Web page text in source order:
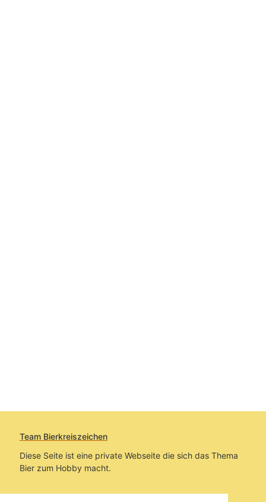
Team Bierkreiszeichen
Diese Seite ist eine private Webseite die sich das Thema
Bier zum Hobby macht.